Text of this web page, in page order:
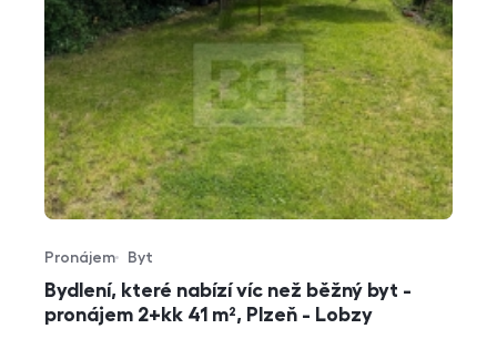
Bydlení, které nabízí víc než běžný byt -
pronájem 2+kk 41 m², Plzeň - Lobzy
Typ nabídky
Pronájem
Typ nemovitosti
Byt